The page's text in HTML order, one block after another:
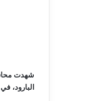
شهدت
البارود،